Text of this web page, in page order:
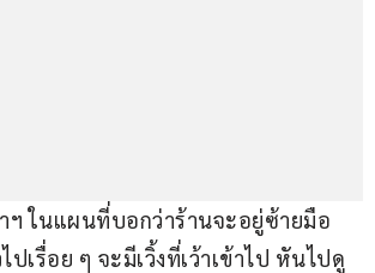
ฯ ในแผนที่บอกว่าร้านจะอยู่ซ้ายมือ
ปเรื่อย ๆ จะมีเวิ้งที่เว้าเข้าไป หันไปดู